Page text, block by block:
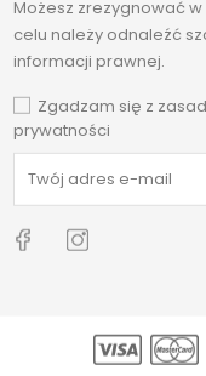
Możesz zrezygnować
celu należy odnaleźć
informacji prawnej.
Zgadzam się z
prywatności